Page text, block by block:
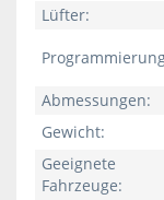
Lüfter:
Abmessungen:
Gewicht:
Geeignete
Fahrzeuge: